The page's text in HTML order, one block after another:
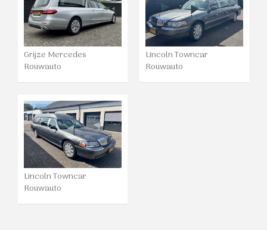
Grijze Mercedes
Rouwauto
Lincoln Towncar
Rouwauto
Lincoln Towncar
Rouwauto